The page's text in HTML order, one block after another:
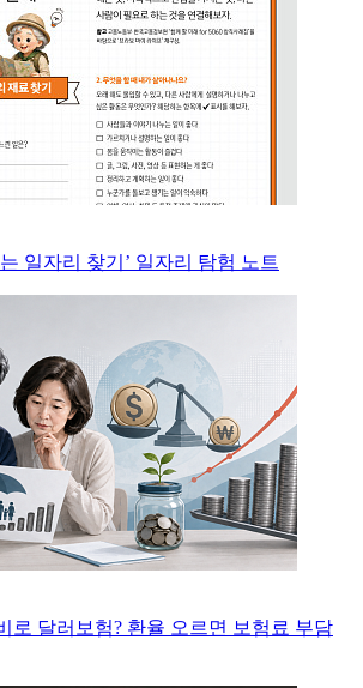
일자리 찾기’ 일자리 탐험 노트
로 달러보험? 환율 오르면 보험료 부담